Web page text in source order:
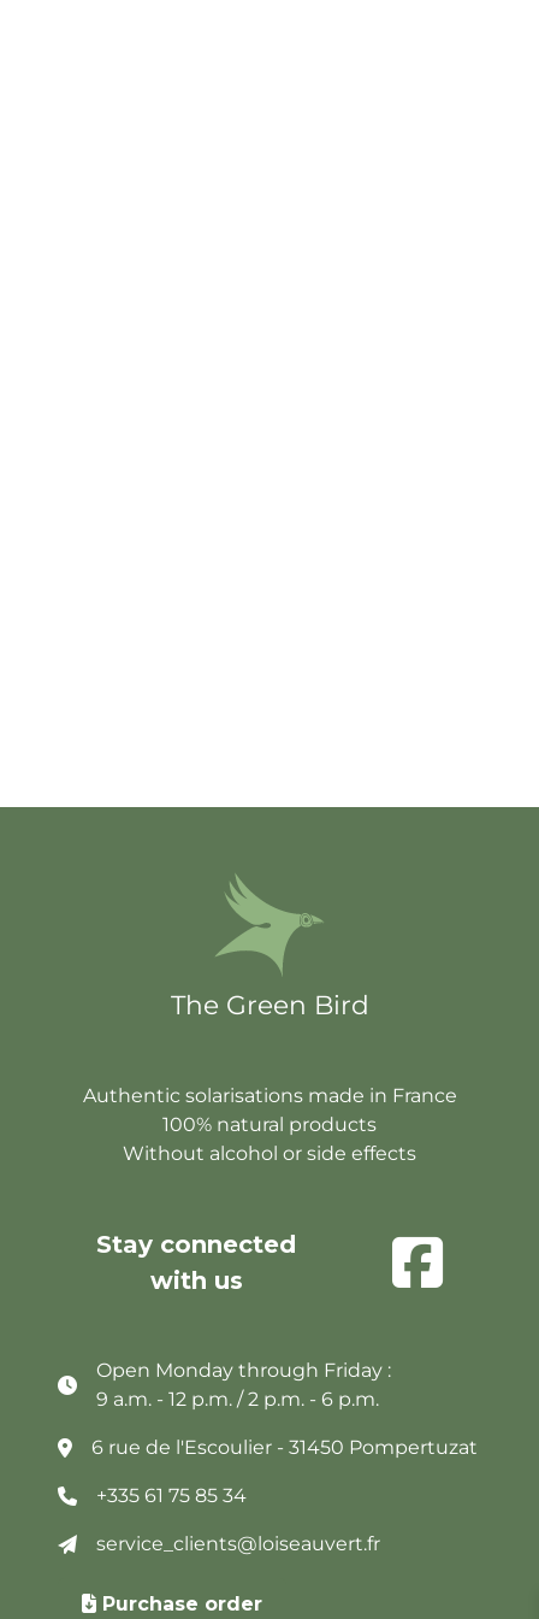
The Green Bird
Authentic solarisations made in France
100% natural products
Without alcohol or side effects
Stay connected
with us
Open Monday through Friday :
9 a.m. - 12 p.m. / 2 p.m. - 6 p.m.
6 rue de l'Escoulier - 31450 Pompertuzat
+335 61 75 85 34
service_clients@loiseauvert.fr
Purchase order